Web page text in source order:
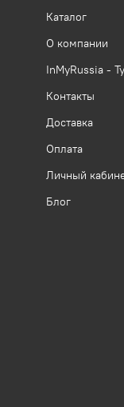
Каталог
О компании
InMyRussia -
Контакты
Доставка
Оплата
Личный
Блог